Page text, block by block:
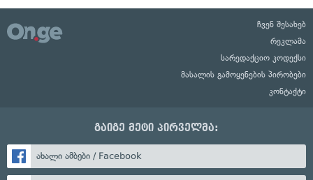
ჩვენ შესახებ
რეკლამა
სარედაქციო კოდექსი
მასალის გამოყენების პირობები
კონტაქტი
გაიგე მეტი პირველმა:
ახალი ამბები / Facebook